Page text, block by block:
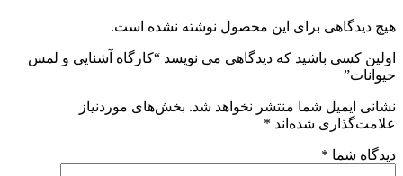
دیدگاهی برای این محصول نوشته نشده است.
کسی باشید که دیدگاهی می نویسد “کارگاه آشنایی و لمس
ایمیل شما منتشر نخواهد شد. بخش‌های موردنیاز
شده‌اند*
شما*